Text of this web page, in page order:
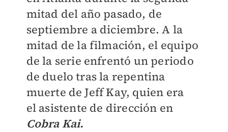
mitad del año pasado, de
septiembre a diciembre. A la
mitad de la filmación, el equipo
de la serie enfrentó un periodo
de duelo tras la repentina
muerte de Jeff Kay, quien era
el asistente de dirección en
Cobra Kai.